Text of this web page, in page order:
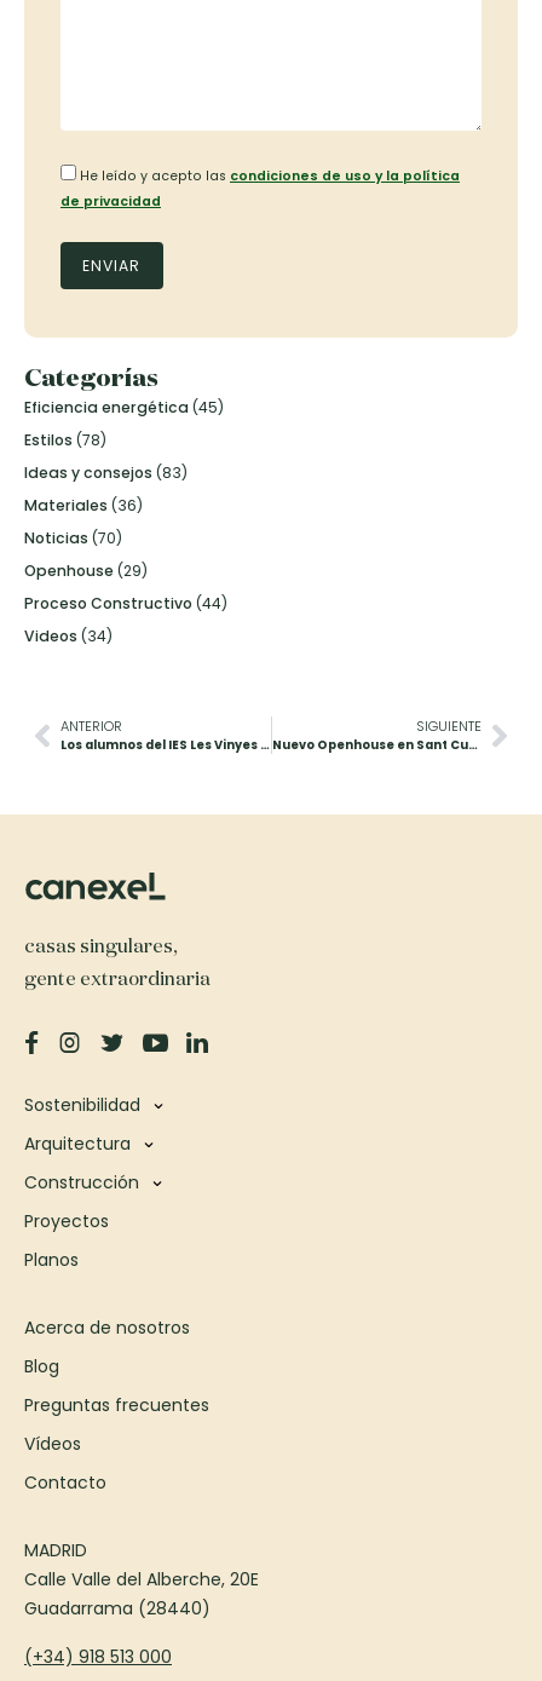
He leído y acepto las condiciones de uso y la política
de privacidad
Categorías
Eficiencia energética(45)
Estilos (78)
Ideas y consejos (83)
Materiales (36)
Noticias (70)
Openhouse (29)
Proceso Constructivo (44)
Videos (34)
ANTERIOR
Los alumnos del IES Les Vinyes se inspiran en Canexel para sus maquetas
SIGUIENTE
Nuevo Openhouse en Sant Cugat el 9 de junio
casas singulares,
gente extraordinaria
Sostenibilidad
Arquitectura
Construcción
Proyectos
Planos
Acerca de nosotros
Blog
Preguntas frecuentes
Vídeos
Contacto
MADRID
Calle Valle del Alberche, 20E
Guadarrama (28440)
(+34) 918 513 000